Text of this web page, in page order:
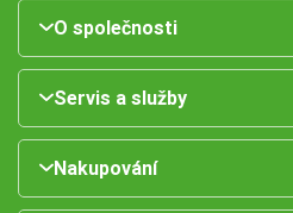
O společnosti
Servis a služby
Nakupování